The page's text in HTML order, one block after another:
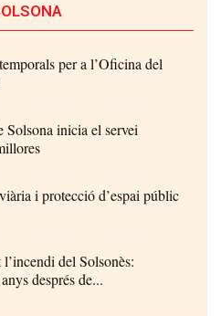
per a l’Oficina del
Solsona inicia el servei
i protecció d’espai públic
del Solsonès:
després de...